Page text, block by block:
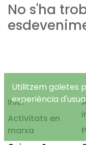
No s'ha
Inici
Activitats en
marxa
Utilitzem galetes
experiència